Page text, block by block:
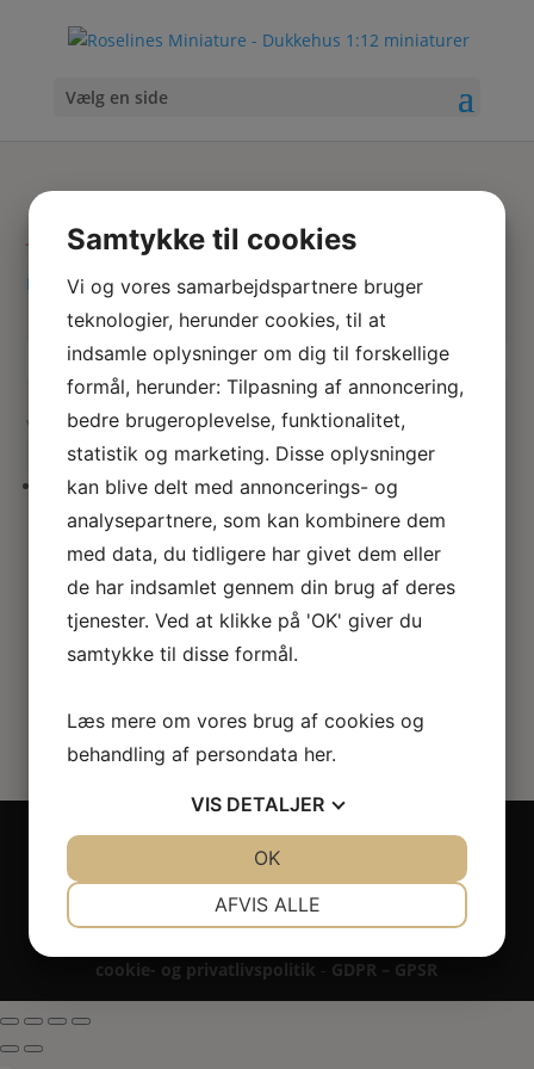
Vælg en side
Metal fad
Hjem/ Varer tagged “Metal fad”
hvad
du
søger
her
Viser 1 resultat
Vintage frugtfad i metal
Copyright 2024 - All rights reserved RoseLines
Miniature ® på design, brandnavn, logo, tekst og
billedemateriale.
Betaling - Levering - Garanti & reklamation -
cookie- og privatlivspolitik - GDPR – GPSR
Samtykke til cookies
Vi og vores samarbejdspartnere bruger
teknologier, herunder cookies, til at
indsamle oplysninger om dig til forskellige
formål, herunder: Tilpasning af annoncering,
bedre brugeroplevelse, funktionalitet,
statistik og marketing. Disse oplysninger
kan blive delt med annoncerings- og
analysepartnere, som kan kombinere dem
med data, du tidligere har givet dem eller
de har indsamlet gennem din brug af deres
tjenester. Ved at klikke på 'OK' giver du
samtykke til disse formål.
Læs mere om vores brug af cookies og
behandling af persondata her.
VIS DETALJER
MARKETING STATISTIK
AFVIS ALLE
OK